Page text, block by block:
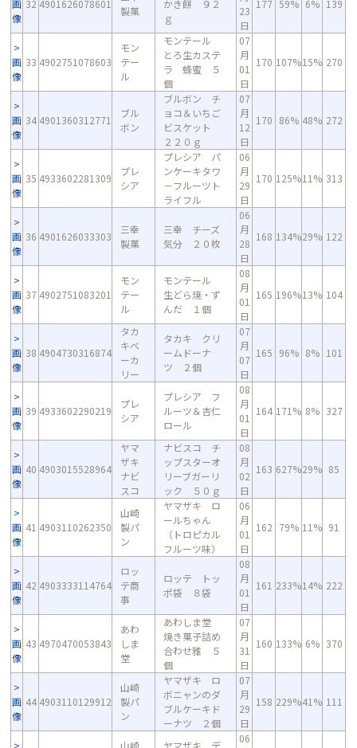
画
像
32 4901626078601
製菓
かき餅 ９２
ｇ
23
日
177 59% 6% 139
画
像
33 4902751078603
モン
テー
ル
モンテール
とろ生カステ
ラ 蜂蜜 ５
個
07
月
01
日
170 107%15% 270
画
像
34 4901360312771
ブル
ボン
ブルボン チ
ョコ＆いちご
ビスケット
２２０ｇ
07
月
12
日
170 86% 48% 272
画
像
35 4933602281309
プレ
シア
プレシア パ
ンケーキタワ
－フルーツト
ライフル
06
月
29
日
170 125%11% 313
画
像
36 4901626033303
三幸
製菓
三幸 チーズ
気分 ２０枚
06
月
28
日
168 134%29% 122
画
像
37 4902751083201
モン
テー
ル
モンテール
生どら焼・ず
んだ １個
08
月
01
日
165 196%13% 104
画
像
38 4904730316874
タカ
キベ
ーカ
リー
タカキ クリ
ームドーナ
ツ ２個
07
月
07
日
165 96% 8% 101
画
像
39 4933602290219
プレ
シア
プレシア フ
ルーツ＆杏仁
ロール
08
月
01
日
164 171% 8% 327
画
像
40 4903015528964
ヤマ
ザキ
ナビ
スコ
ナビスコ チ
ップスターオ
リーブガーリ
ック ５０ｇ
08
月
02
日
163 627%29% 85
画
像
41 4903110262350
山崎
製パ
ン
ヤマザキ ロ
ールちゃん
（トロピカル
フルーツ味）
06
月
01
日
162 79% 11% 91
画
像
42 4903333114764
ロッ
テ商
事
ロッテ トッ
ポ袋 ８袋
08
月
01
日
161 233%14% 222
画
像
43 4970470053843
あわ
しま
堂
あわしま堂
焼き菓子詰め
合わせ雅 ５
個
07
月
31
日
160 133% 6% 370
画
像
44 4903110129912
山崎
製パ
ン
ヤマザキ ロ
ボニャンのダ
ブルケーキド
ーナツ ２個
07
月
29
日
158 229%41% 111
山崎
ヤマザキ デ
06